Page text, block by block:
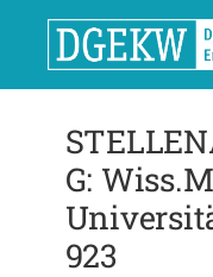
G:
923